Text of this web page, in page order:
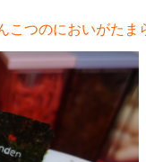
こつのにおいがたま